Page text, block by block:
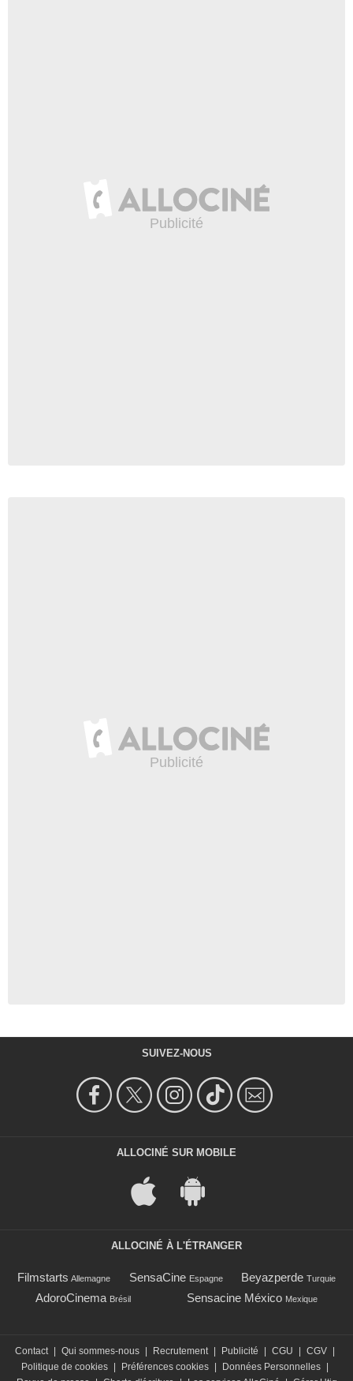
SUIVEZ-NOUS
ALLOCINÉ SUR MOBILE
ALLOCINÉ À L'ÉTRANGER
Filmstarts Allemagne SensaCine Espagne Beyazperde Turquie
AdoroCinema Brésil Sensacine México Mexique
Contact | Qui sommes-nous | Recrutement | Publicité | CGU | CGV |
Politique de cookies | Préférences cookies | Données Personnelles |